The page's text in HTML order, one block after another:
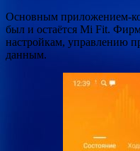
Основным приложением-
был и остаётся Mi Fit.
настройкам, управлению
данным.